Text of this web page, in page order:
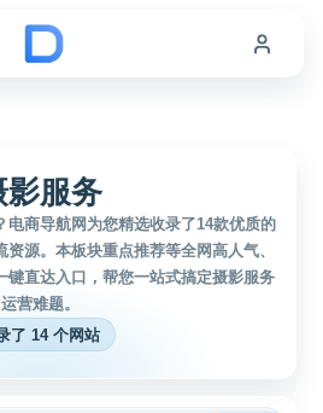
影服务
电商导航网为您精选收录了14款优质的
源。本板块重点推荐等全网高人气、
键直达入口，帮您一站式搞定摄影服务
运营难题。
了 14 个网站